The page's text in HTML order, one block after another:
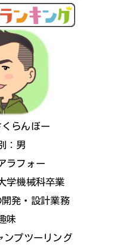
らんぼー
：男
ラフォー
学機械科卒業
発・設計業務
味
ンプツーリング